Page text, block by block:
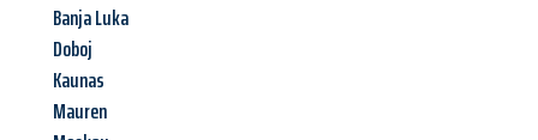
Banja Luka
Doboj
Kaunas
Mauren